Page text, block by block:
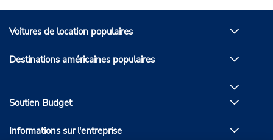
Voitures de location populaires
Destinations américaines populaires
Soutien Budget
Informations sur l'entreprise